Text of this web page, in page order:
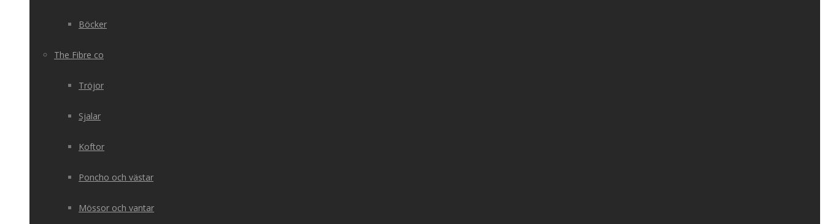
Böcker
The Fibre co
Tröjor
Sjalar
Koftor
Poncho och västar
Mössor och vantar